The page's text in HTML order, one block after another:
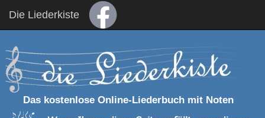
Die Liederkiste
Das kostenlose Online-Liederbuch mit Noten